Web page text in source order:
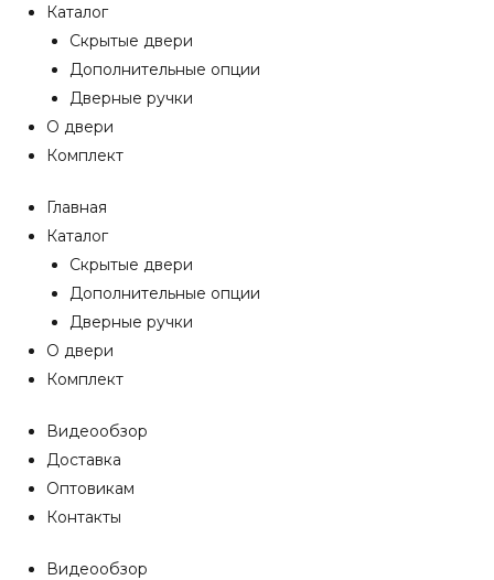
Каталог
Скрытые двери
Дополнительные опции
Дверные ручки
О двери
Комплект
Главная
Каталог
Скрытые двери
Дополнительные опции
Дверные ручки
О двери
Комплект
Видеообзор
Доставка
Оптовикам
Контакты
Видеообзор